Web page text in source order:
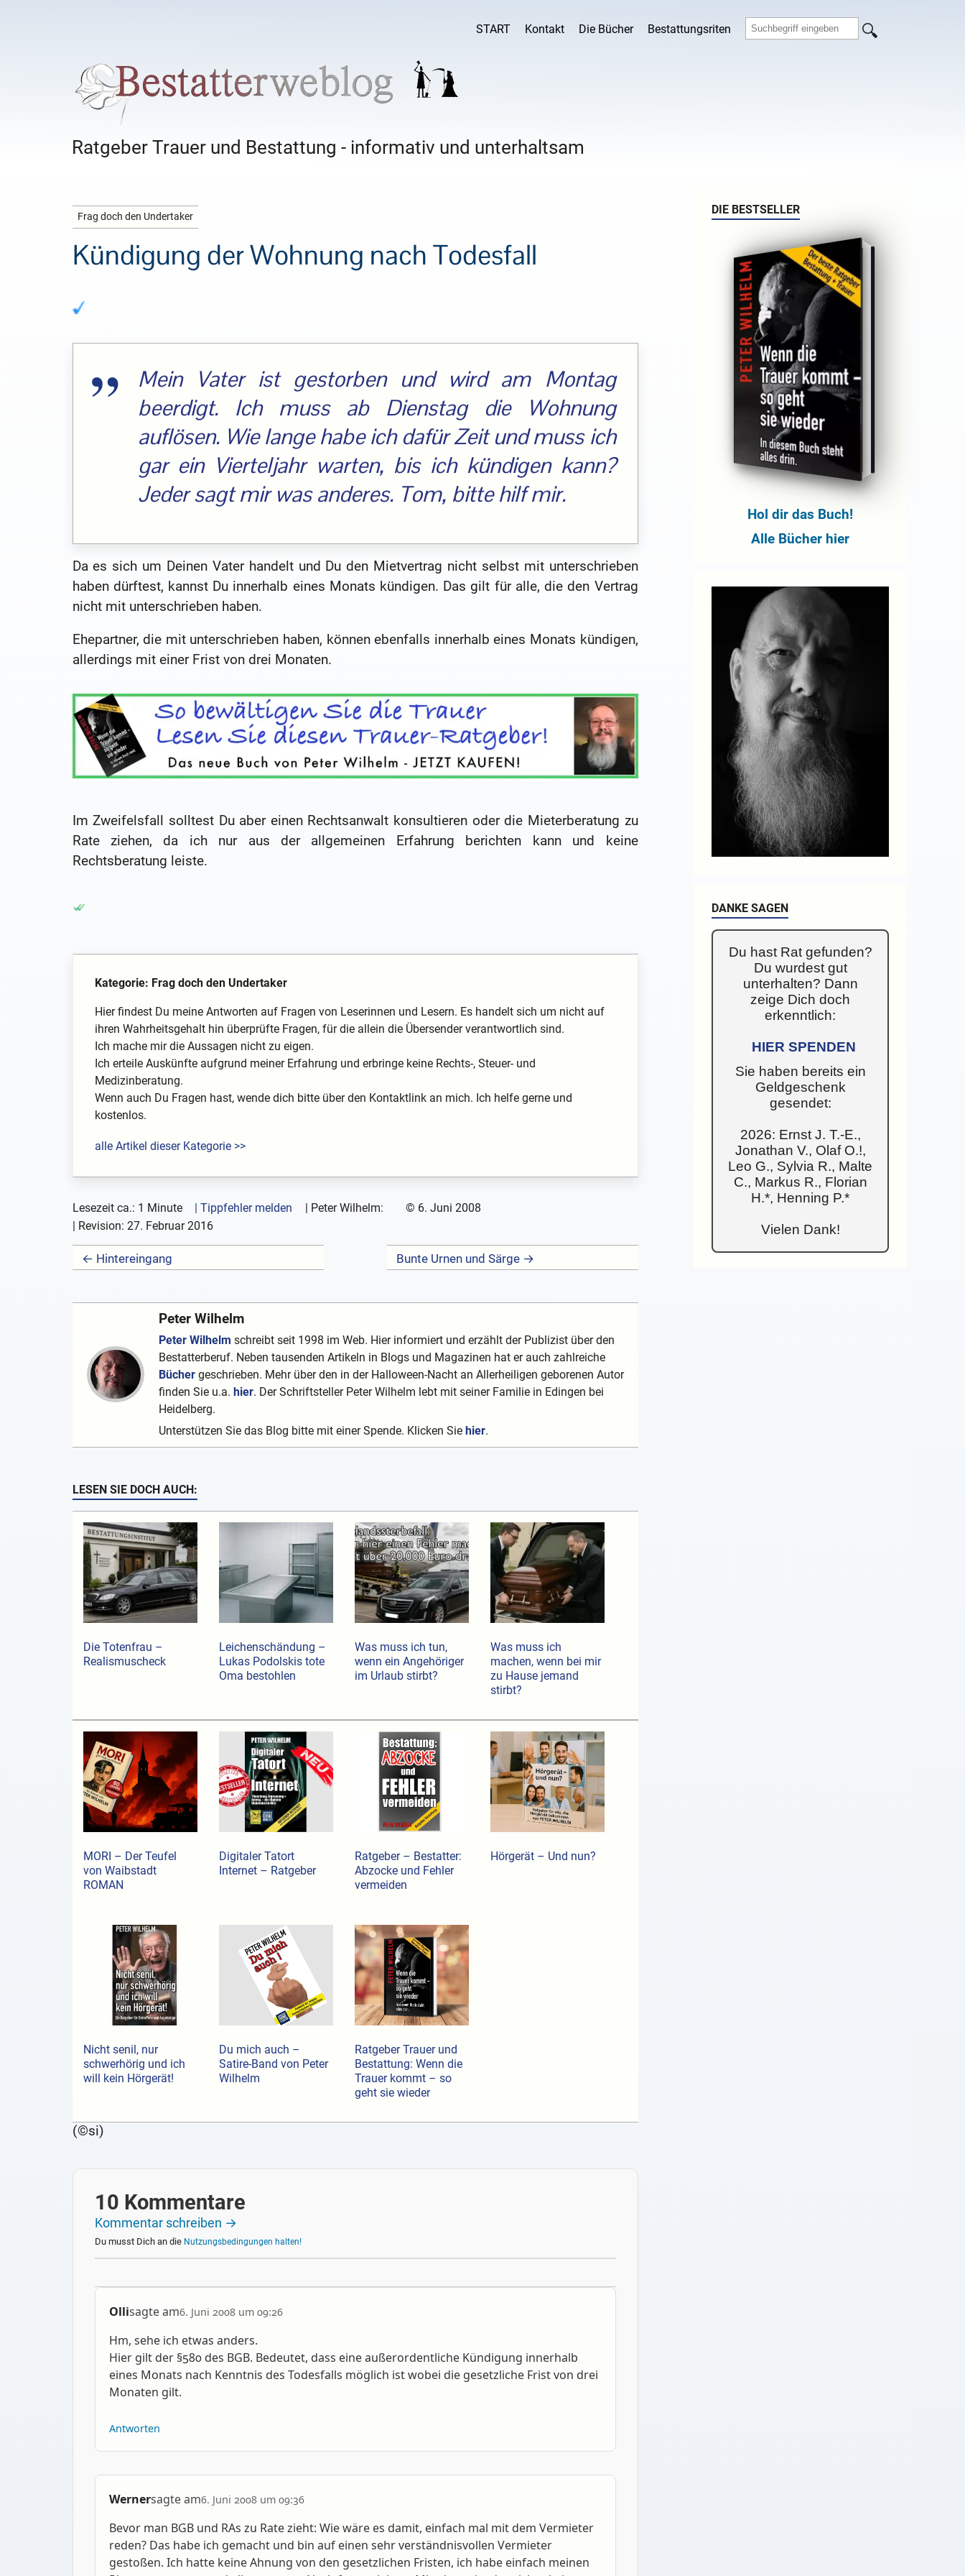
START Kontakt Die Bücher Bestattungsriten
Ratgeber Trauer und Bestattung - informativ und unterhaltsam
Frag doch den Undertaker
Kündigung der Wohnung nach Todesfall
Mein Vater ist gestorben und wird am Montag
beerdigt. Ich muss ab Dienstag die Wohnung
auflösen. Wie lange habe ich dafür Zeit und muss ich
gar ein Vierteljahr warten, bis ich kündigen kann?
Jeder sagt mir was anderes. Tom, bitte hilf mir.
Da es sich um Deinen Vater handelt und Du den Mietvertrag nicht selbst mit unterschrieben
haben dürftest, kannst Du innerhalb eines Monats kündigen. Das gilt für alle, die den Vertrag
nicht mit unterschrieben haben.
Ehepartner, die mit unterschrieben haben, können ebenfalls innerhalb eines Monats kündigen,
allerdings mit einer Frist von drei Monaten.
Im Zweifelsfall solltest Du aber einen Rechtsanwalt konsultieren oder die Mieterberatung zu
Rate ziehen, da ich nur aus der allgemeinen Erfahrung berichten kann und keine
Rechtsberatung leiste.
Kategorie: Frag doch den Undertaker
Hier findest Du meine Antworten auf Fragen von Leserinnen und Lesern. Es handelt sich um nicht auf
ihren Wahrheitsgehalt hin überprüfte Fragen, für die allein die Übersender verantwortlich sind.
Ich mache mir die Aussagen nicht zu eigen.
Ich erteile Auskünfte aufgrund meiner Erfahrung und erbringe keine Rechts-, Steuer- und
Medizinberatung.
Wenn auch Du Fragen hast, wende dich bitte über den Kontaktlink an mich. Ich helfe gerne und
kostenlos.
alle Artikel dieser Kategorie >>
Lesezeit ca.: 1 Minute | Tippfehler melden | Peter Wilhelm: © 6. Juni 2008
| Revision: 27. Februar 2016
← Hintereingang Bunte Urnen und Särge →
Peter Wilhelm
Peter Wilhelm schreibt seit 1998 im Web. Hier informiert und erzählt der Publizist über den
Bestatterberuf. Neben tausenden Artikeln in Blogs und Magazinen hat er auch zahlreiche
Büchergeschrieben. Mehr über den in der Halloween-Nacht an Allerheiligen geborenen Autor
finden Sie u.a. hier. Der Schriftsteller Peter Wilhelm lebt mit seiner Familie in Edingen bei
Heidelberg.
Unterstützen Sie das Blog bitte mit einer Spende. Klicken Sie hier.
LESEN SIE DOCH AUCH:
Die Totenfrau –
Realismuscheck
Leichenschändung –
Lukas Podolskis tote
Oma bestohlen
Was muss ich tun,
wenn ein Angehöriger
im Urlaub stirbt?
Was muss ich
machen, wenn bei mir
zu Hause jemand
stirbt?
MORI – Der Teufel
von Waibstadt
ROMAN
Digitaler Tatort
Internet – Ratgeber
Ratgeber – Bestatter:
Abzocke und Fehler
vermeiden
Hörgerät – Und nun?
Nicht senil, nur
schwerhörig und ich
will kein Hörgerät!
Du mich auch –
Satire-Band von Peter
Wilhelm
Ratgeber Trauer und
Bestattung: Wenn die
Trauer kommt – so
geht sie wieder
(©si)
10 Kommentare
Kommentar schreiben →
Du musst Dich an die Nutzungsbedingungen halten!
Ollisagte am6. Juni 2008 um 09:26
Hm, sehe ich etwas anders.
Hier gilt der §580 des BGB. Bedeutet, dass eine außerordentliche Kündigung innerhalb
eines Monats nach Kenntnis des Todesfalls möglich ist wobei die gesetzliche Frist von drei
Monaten gilt.
Antworten
Wernersagte am6. Juni 2008 um 09:36
Bevor man BGB und RAs zu Rate zieht: Wie wäre es damit, einfach mal mit dem Vermieter
reden? Das habe ich gemacht und bin auf einen sehr verständnisvollen Vermieter
gestoßen. Ich hatte keine Ahnung von den gesetzlichen Fristen, ich habe einfach meinen
DIE BESTSELLER
Hol dir das Buch!
Alle Bücher hier
DANKE SAGEN
Du hast Rat gefunden?
Du wurdest gut
unterhalten? Dann
zeige Dich doch
erkenntlich:
HIER SPENDEN
Sie haben bereits ein
Geldgeschenk
gesendet:
2026: Ernst J. T.-E.,
Jonathan V., Olaf O.!,
Leo G., Sylvia R., Malte
C., Markus R., Florian
H.*, Henning P.*
Vielen Dank!